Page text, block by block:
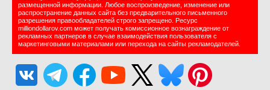
размещенной информации. Любое воспроизведение, изменение или
распространение данных сайта без предварительного письменного
разрешения правообладателей строго запрещено. Ресурс
milliondollarov.com может получать комиссионное вознаграждение от
рекламных партнеров в случае взаимодействия пользователя с
маркетинговыми материалами или перехода на сайты рекламодателей.